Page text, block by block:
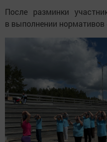
После разминки
в выполнении нормативов